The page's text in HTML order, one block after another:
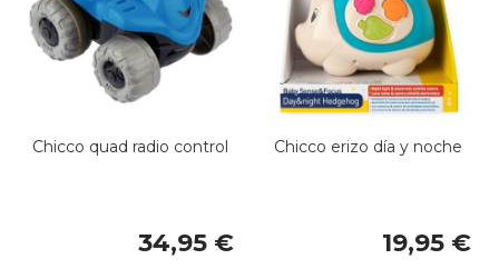
Chicco quad radio control
34,95 €
Chicco erizo día y noche
19,95 €